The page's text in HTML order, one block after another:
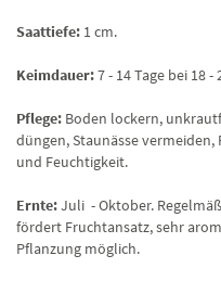
Saattiefe: 1 cm.
Keimdauer:7 - 14 Tage bei 18 -
Pflege: Boden lockern,
düngen, Staunässe
und Feuchtigkeit.
Ernte:Juli - Oktober.
fördert Fruchtansatz, sehr
Pflanzung möglich.